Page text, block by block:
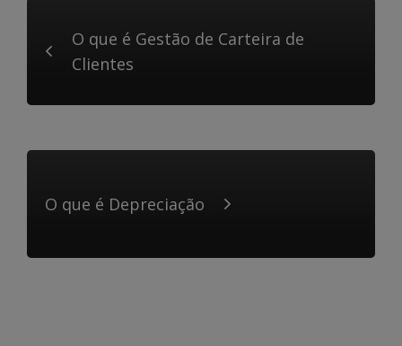
O que é Gestão de Carteira de
Clientes
O que é Depreciação